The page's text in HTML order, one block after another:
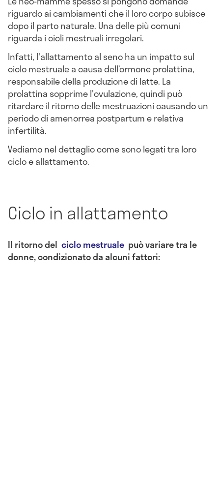
riguardo ai cambiamenti che il loro corpo subisce
dopo il parto naturale. Una delle più comuni
riguarda i cicli mestruali irregolari.
Infatti, l'allattamento al seno ha un impatto sul
ciclo mestruale a causa dell’ormone prolattina,
responsabile della produzione di latte. La
prolattina sopprime l'ovulazione, quindi può
ritardare il ritorno delle mestruazioni causando un
periodo di amenorrea postpartum e relativa
infertilità.
Vediamo nel dettaglio come sono legati tra loro
ciclo e allattamento.
Ciclo in allattamento
Il ritorno del ciclo mestruale può variare tra le
donne, condizionato da alcuni fattori: